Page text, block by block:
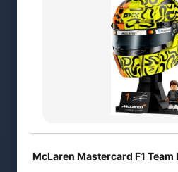
McLaren Mastercard F1